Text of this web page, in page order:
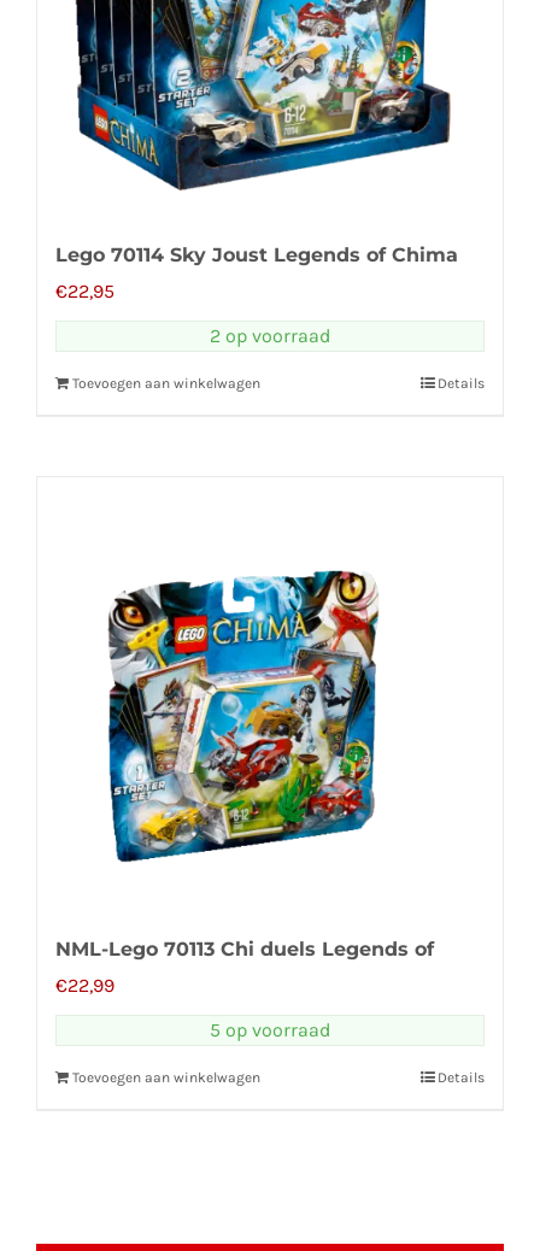
Lego 70114 Sky Joust Legends of Chima
€22,95
2 op voorraad
Toevoegen aan winkelwagen Details
NML-Lego 70113 Chi duels Legends of
€22,99
5 op voorraad
Toevoegen aan winkelwagen Details